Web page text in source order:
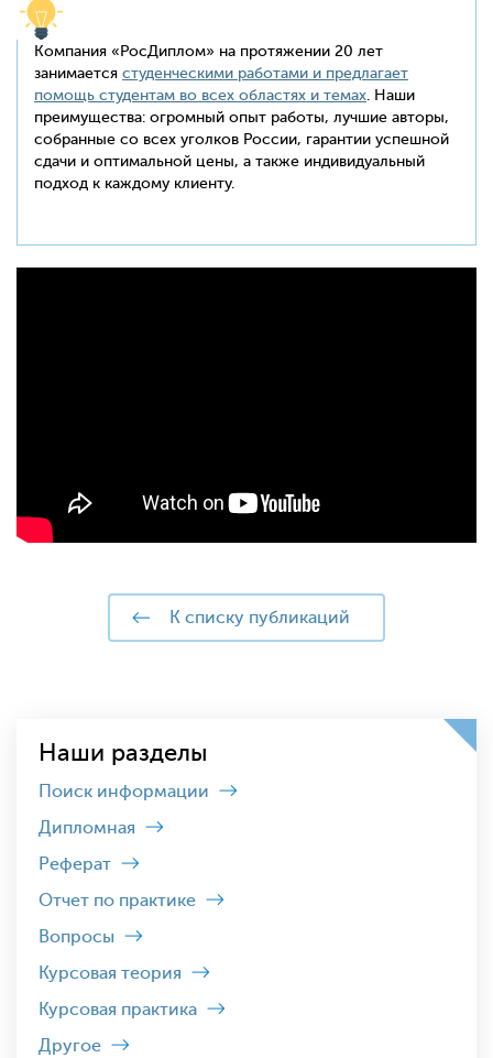
Компания «РосДиплом» на протяжении 20 лет
занимается студенческими работами и предлагает
помощь студентам во всех областях и темах. Наши
преимущества: огромный опыт работы, лучшие авторы,
собранные со всех уголков России, гарантии успешной
сдачи и оптимальной цены, а также индивидуальный
подход к каждому клиенту.
к списку публикаций
Наши разделы
Поиск информации
Дипломная
Реферат
Отчет по практике
Вопросы
Курсовая теория
Курсовая практика
Другое